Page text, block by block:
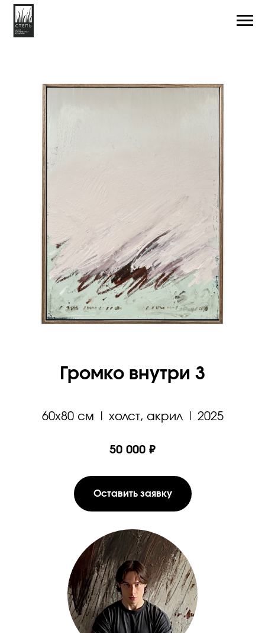
Громко внутри 3
60х80 см | холст, акрил | 2025
50 000 ₽
Оставить заявку